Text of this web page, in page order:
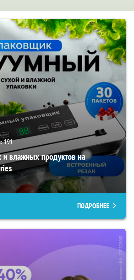
191
и влажных продуктов на
ПОДРОБНЕЕ